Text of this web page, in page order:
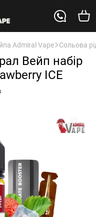
Admiral Vape Сольова
Вейп набір
ICE